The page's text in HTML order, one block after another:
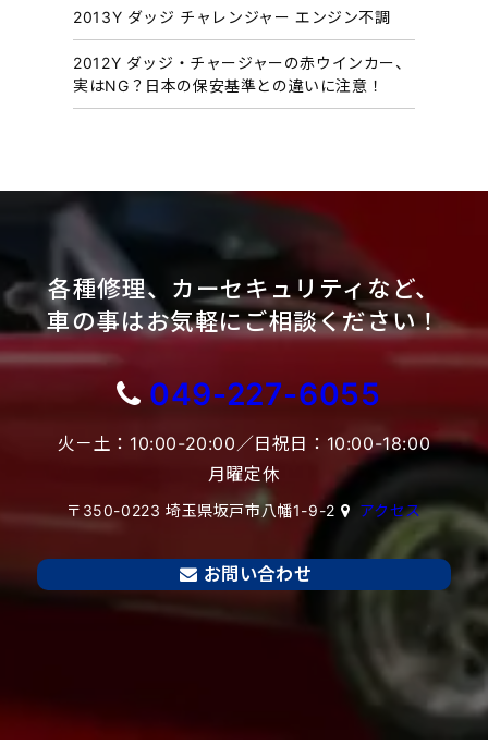
2013Y ダッジ チャレンジャー エンジン不調
2012Y ダッジ・チャージャーの赤ウインカー、
実はNG？日本の保安基準との違いに注意！
各種修理、カーセキュリティなど、
車の事はお気軽にご相談ください！
049-227-6055
火－土：10:00-20:00／日祝日：10:00-18:00
月曜定休
〒350-0223 埼玉県坂戸市八幡1-9-2 アクセス
お問い合わせ